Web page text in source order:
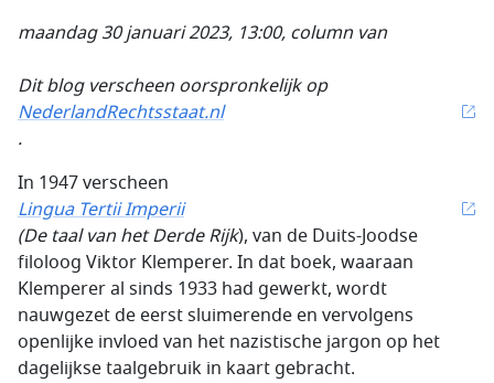
maandag 30 januari 2023, 13:00, column van
Dit blog verscheen oorspronkelijk op
NederlandRechtsstaat.nl
.
In 1947 verscheen
Lingua Tertii Imperii
(De taal van het Derde Rijk), van de Duits-Joodse
filoloog Viktor Klemperer. In dat boek, waaraan
Klemperer al sinds 1933 had gewerkt, wordt
nauwgezet de eerst sluimerende en vervolgens
openlijke invloed van het nazistische jargon op het
dagelijkse taalgebruik in kaart gebracht.